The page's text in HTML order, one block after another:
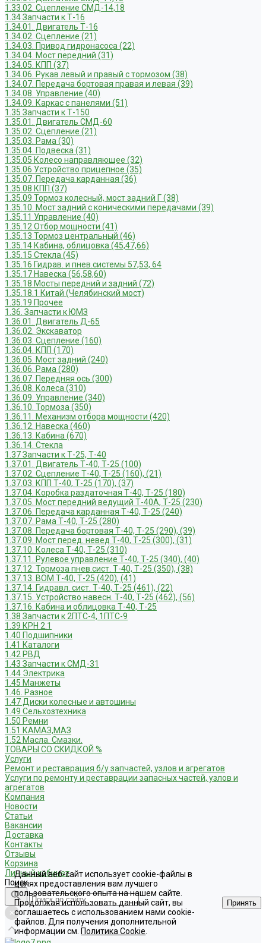
1.33.02. Сцепление СМД-14,18
1.34 Запчасти к Т-16
1.34.01. Двигатель Т-16
1.34.02. Сцепление (21)
1.34.03. Привод гидронасоса (22)
1.34.04. Мост передний (31)
1.34.05. КПП (37)
1.34.06. Рукав левый и правый с тормозом (38)
1.34.07. Передача бортовая правая и левая (39)
1.34.08. Управление (40)
1.34.09. Каркас с панелями (51)
1.35 Запчасти к Т-150
1.35.01. Двигатель СМД-60
1.35.02. Сцепление (21)
1.35.03. Рама (30)
1.35.04. Подвеска (31)
1.35.05 Колесо направляющее (32)
1.35.06 Устройство прицепное (35)
1.35.07. Передача карданная (36)
1.35.08 КПП (37)
1.35.09 Тормоз колесный, мост задний Г (38)
1.35.10. Мост задний с коническими передачами (39)
1.35.11 Управление (40)
1.35.12 Отбор мощности (41)
1.35.13 Тормоз центральный (46)
1.35.14 Кабина, облицовка (45,47,66)
1.35.15 Стекла (45)
1.35.16 Гидрав. и пнев.системы 57,53, 64
1.35.17 Навеска (56,58,60)
1.35.18 Мосты передний и задний (72)
1.35.18.1 Китай (Челябинский мост)
1.35.19 Прочее
1.36. Запчасти к ЮМЗ
1.36.01. Двигатель Д-65
1.36.02. Экскаватор
1.36.03. Сцепление (160)
1.36.04. КПП (170)
1.36.05. Мост задний (240)
1.36.06. Рама (280)
1.36.07. Передняя ось (300)
1.36.08. Колеса (310)
1.36.09. Управление (340)
1.36.10. Тормоза (350)
1.36.11. Механизм отбора мощности (420)
1.36.12. Навеска (460)
1.36.13. Кабина (670)
1.36.14. Стекла
1.37 Запчасти к Т-25, Т-40
1.37.01. Двигатель Т-40, Т-25 (100)
1.37.02. Сцепление Т-40, Т-25 (160), (21)
1.37.03. КПП Т-40, Т-25 (170), (37)
1.37.04. Коробка раздаточная Т-40, Т-25 (180)
1.37.05. Мост передний ведущий Т-40А, Т-25 (230)
1.37.06. Передача карданная Т-40, Т-25 (240)
1.37.07. Рама Т-40, Т-25 (280)
1.37.08. Передача бортовая Т-40, Т-25 (290), (39)
1.37.09. Мост перед. невед Т-40, Т-25 (300), (31)
1.37.10. Колеса Т-40, Т-25 (310)
1.37.11. Рулевое управление Т-40, Т-25 (340), (40)
1.37.12. Тормоза пнев.сист. Т-40, Т-25 (350), (38)
1.37.13. ВОМ Т-40, Т-25 (420), (41)
1.37.14. Гидравл. сист. Т-40, Т-25 (461), (22)
1.37.15. Устройство навесн. Т-40, Т-25 (462), (56)
1.37.16. Кабина и облицовка Т-40, Т-25
1.38 Запчасти к 2ПТС-4, 1ПТС-9
1.39 КРН 2.1
1.40 Подшипники
1.41 Каталоги
1.42 РВД
1.43 Запчасти к СМД-31
1.44 Электрика
1.45 Манжеты
1.46. Разное
1.47 Диски колесные и автошины
1.49 Сельхозтехника
1.50 Ремни
1.51 КАМАЗ,МАЗ
1.52 Масла. Смазки.
ТОВАРЫ СО СКИДКОЙ %
Услуги
Ремонт и реставрация б/у запчастей, узлов и агрегатов
Услуги по ремонту и реставрации запасных частей, узлов и
агрегатов
Компания
Новости
Статьи
Вакансии
Доставка
Контакты
Отзывы
Корзина
Личный кабинет
Поиск
Данный веб-сайт использует cookie-файлы в
целях предоставления вам лучшего
пользовательского опыта на нашем сайте.
Продолжая использовать данный сайт, вы
соглашаетесь с использованием нами cookie-
файлов. Для получения дополнительной
информации см. Политика Cookie
Принять